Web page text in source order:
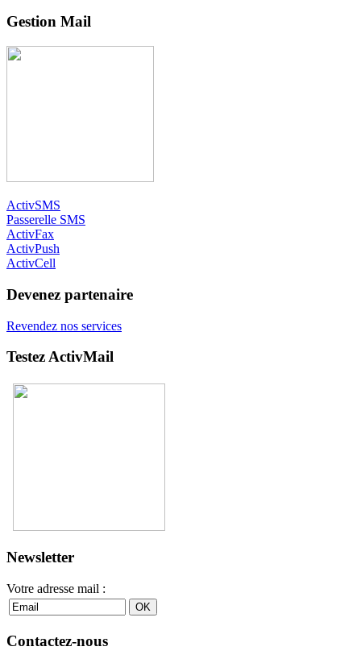
Gestion Mail
ActivSMS
Passerelle SMS
ActivFax
ActivPush
ActivCell
Devenez partenaire
Revendez nos services
Testez ActivMail
Newsletter
Votre adresse mail :
Contactez-nous